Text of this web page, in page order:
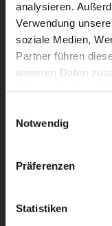
analysieren.
Verwendung
soziale Medien,
Partner führen
weiteren Daten
Notwendig
Präferenzen
Statistiken